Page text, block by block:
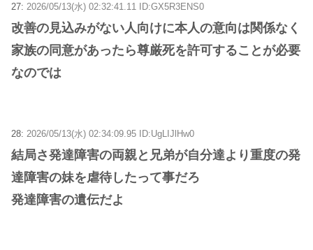
27: 2026/05/13(水) 02:32:41.11 ID:GX5R3ENS0
改善の見込みがない人向けに本人の意向は関係なく
家族の同意があったら尊厳死を許可することが必要
なのでは
28: 2026/05/13(水) 02:34:09.95 ID:UgLIJlHw0
結局さ発達障害の両親と兄弟が自分達より重度の発
達障害の妹を虐待したって事だろ
発達障害の遺伝だよ